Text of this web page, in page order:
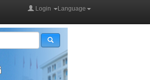
Language
Login